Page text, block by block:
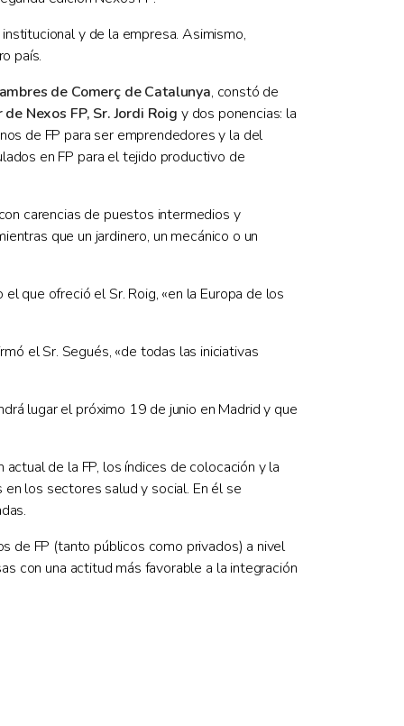
y de la empresa. Asimismo,
país.
de Comerç de Catalunya, constó de
Nexos FP, Sr. Jordi Roig y dos ponencias: la
de FP para ser emprendedores y la del
en FP para el tejido productivo de
carencias de puestos intermedios y
que un jardinero, un mecánico o un
que ofreció el Sr. Roig, «en la Europa de los
el Sr. Segués, «de todas las iniciativas
lugar el próximo 19 de junio en Madrid y que
de la FP, los índices de colocación y la
los sectores salud y social. En él se
de FP (tanto públicos como privados) a nivel
con una actitud más favorable a la integración